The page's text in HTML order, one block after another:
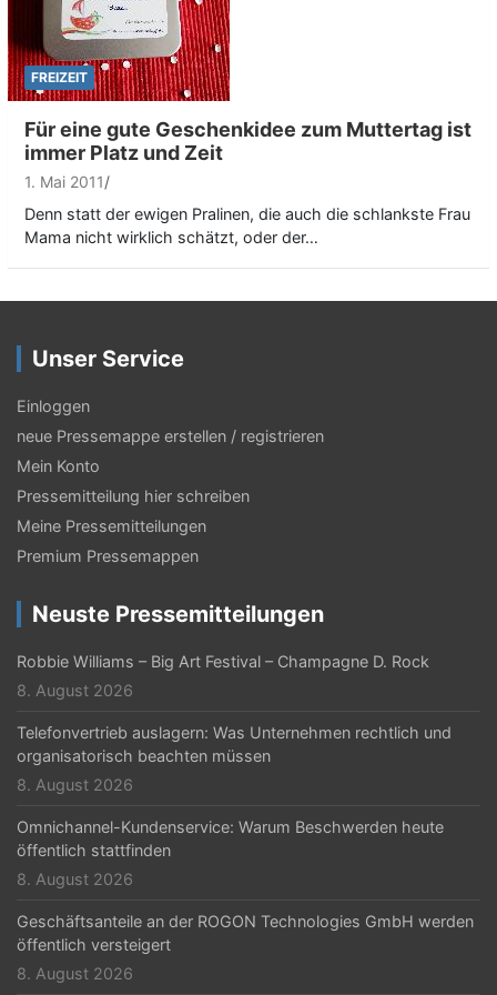
FREIZEIT
Für eine gute Geschenkidee zum Muttertag ist
immer Platz und Zeit
1. Mai 2011
Denn statt der ewigen Pralinen, die auch die schlankste Frau
Mama nicht wirklich schätzt, oder der…
Unser Service
Einloggen
neue Pressemappe erstellen / registrieren
Mein Konto
Pressemitteilung hier schreiben
Meine Pressemitteilungen
Premium Pressemappen
Neuste Pressemitteilungen
Robbie Williams – Big Art Festival – Champagne D. Rock
8. August 2026
Telefonvertrieb auslagern: Was Unternehmen rechtlich und
organisatorisch beachten müssen
8. August 2026
Omnichannel-Kundenservice: Warum Beschwerden heute
öffentlich stattfinden
8. August 2026
Geschäftsanteile an der ROGON Technologies GmbH werden
öffentlich versteigert
8. August 2026